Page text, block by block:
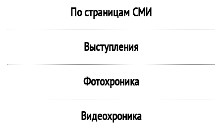
По страницам СМИ
Выступления
Фотохроника
Видеохроника